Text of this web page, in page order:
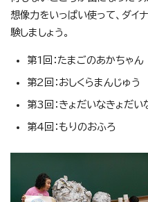
想像力をいっぱい使って、ダイ
験しましょう。
第1回：たまごのあかちゃん
第2回：おしくらまんじゅう
第3回：きょだいなきょだい
第4回：もりのおふろ